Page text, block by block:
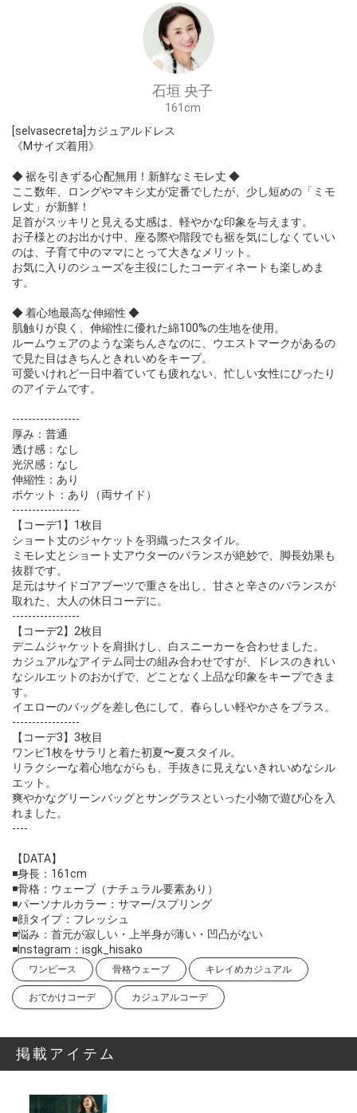
石垣 央子
161cm
[selvasecreta]カジュアルドレス
《Mサイズ着用》
◆ 裾を引きずる心配無用！新鮮なミモレ丈 ◆
ここ数年、ロングやマキシ丈が定番でしたが、少し短めの「ミモ
レ丈」が新鮮！
足首がスッキリと見える丈感は、軽やかな印象を与えます。
お子様とのお出かけ中、座る際や階段でも裾を気にしなくていい
のは、子育て中のママにとって大きなメリット。
お気に入りのシューズを主役にしたコーディネートも楽しめま
す。
◆ 着心地最高な伸縮性 ◆
肌触りが良く、伸縮性に優れた綿100%の生地を使用。
ルームウェアのような楽ちんさなのに、ウエストマークがあるの
で見た目はきちんときれいめをキープ。
可愛いけれど一日中着ていても疲れない、忙しい女性にぴったり
のアイテムです。
-----------------
厚み：普通
透け感：なし
光沢感：なし
伸縮性：あり
ポケット：あり（両サイド）
-----------------
【コーデ1】1枚目
ショート丈のジャケットを羽織ったスタイル。
ミモレ丈とショート丈アウターのバランスが絶妙で、脚長効果も
抜群です。
足元はサイドゴアブーツで重さを出し、甘さと辛さのバランスが
取れた、大人の休日コーデに。
-----------------
【コーデ2】2枚目
デニムジャケットを肩掛けし、白スニーカーを合わせました。
カジュアルなアイテム同士の組み合わせですが、ドレスのきれい
なシルエットのおかげで、どことなく上品な印象をキープできま
す。
イエローのバッグを差し色にして、春らしい軽やかさをプラス。
-----------------
【コーデ3】3枚目
ワンピ1枚をサラリと着た初夏〜夏スタイル。
リラクシーな着心地ながらも、手抜きに見えないきれいめなシル
エット。
爽やかなグリーンバッグとサングラスといった小物で遊び心を入
れました。
----
【DATA】
◾️身長：161cm
◾️骨格：ウェーブ（ナチュラル要素あり）
◾️パーソナルカラー：サマー/スプリング
◾️顔タイプ：フレッシュ
◾️悩み：首元が寂しい・上半身が薄い・凹凸がない
◾️Instagram：isgk_hisako
ワンピース 骨格ウェーブ キレイめカジュアル
おでかけコーデ カジュアルコーデ
掲載アイテム